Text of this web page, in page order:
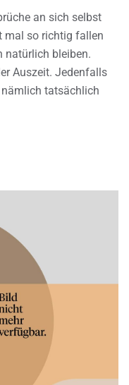
an sich selbst
mal so richtig fallen
natürlich bleiben.
Auszeit. Jedenfalls
nämlich tatsächlich